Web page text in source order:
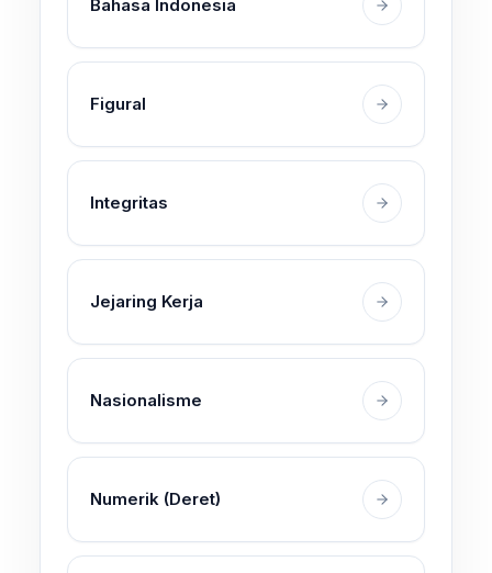
Bahasa Indonesia
Figural
Integritas
Jejaring Kerja
Nasionalisme
Numerik (Deret)